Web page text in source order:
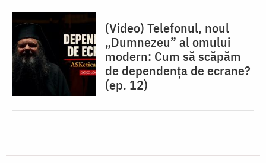
(Video) Telefonul, noul
„Dumnezeu” al omului
modern: Cum să scăpăm
de dependența de ecrane?
(ep. 12)